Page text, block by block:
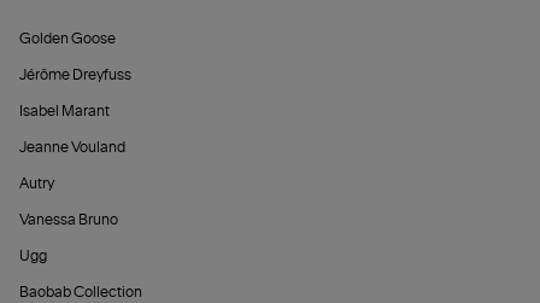
Golden Goose
Jérôme Dreyfuss
Isabel Marant
Jeanne Vouland
Autry
Vanessa Bruno
Ugg
Baobab Collection